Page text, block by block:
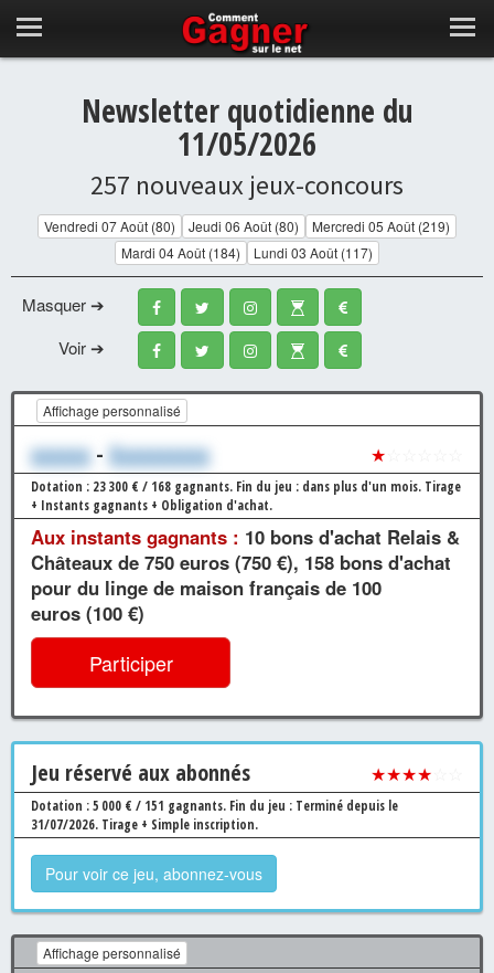
Newsletter quotidienne du
11/05/2026
257 nouveaux jeux-concours
Vendredi 07 Août (80) Jeudi 06 Août (80)
Mercredi 05 Août (219)
Mardi 04 Août (184)
Lundi 03 Août (117)
Masquer ➔
Voir ➔
Affichage personnalisé
xxxxxx-Xxxxxxxxxx ★
Dotation : 23 300 € / 168 gagnants. Fin du jeu : dans plus d'un mois. Tirage
+ Instants gagnants + Obligation d'achat.
Aux instants gagnants : 10 bons d'achat Relais &
Châteaux de 750 euros (750 €), 158 bons d'achat
pour du linge de maison français de 100
euros (100 €)
Participer
Jeu réservé aux abonnés ★★★★
Dotation : 5 000 € / 151 gagnants. Fin du jeu : Terminé depuis le
31/07/2026. Tirage + Simple inscription.
Pour voir ce jeu, abonnez-vous
Affichage personnalisé